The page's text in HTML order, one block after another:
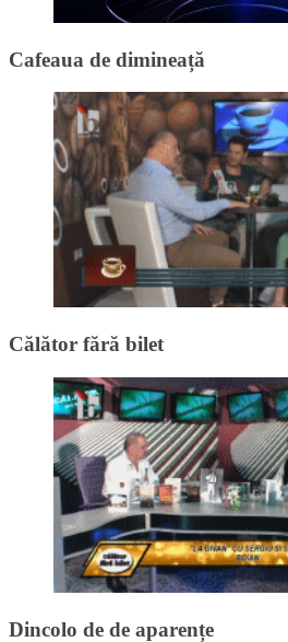
Cafeaua de dimineață
Călător fără bilet
Dincolo de de aparențe